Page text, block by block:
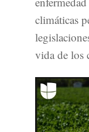
climáticas
vida de los